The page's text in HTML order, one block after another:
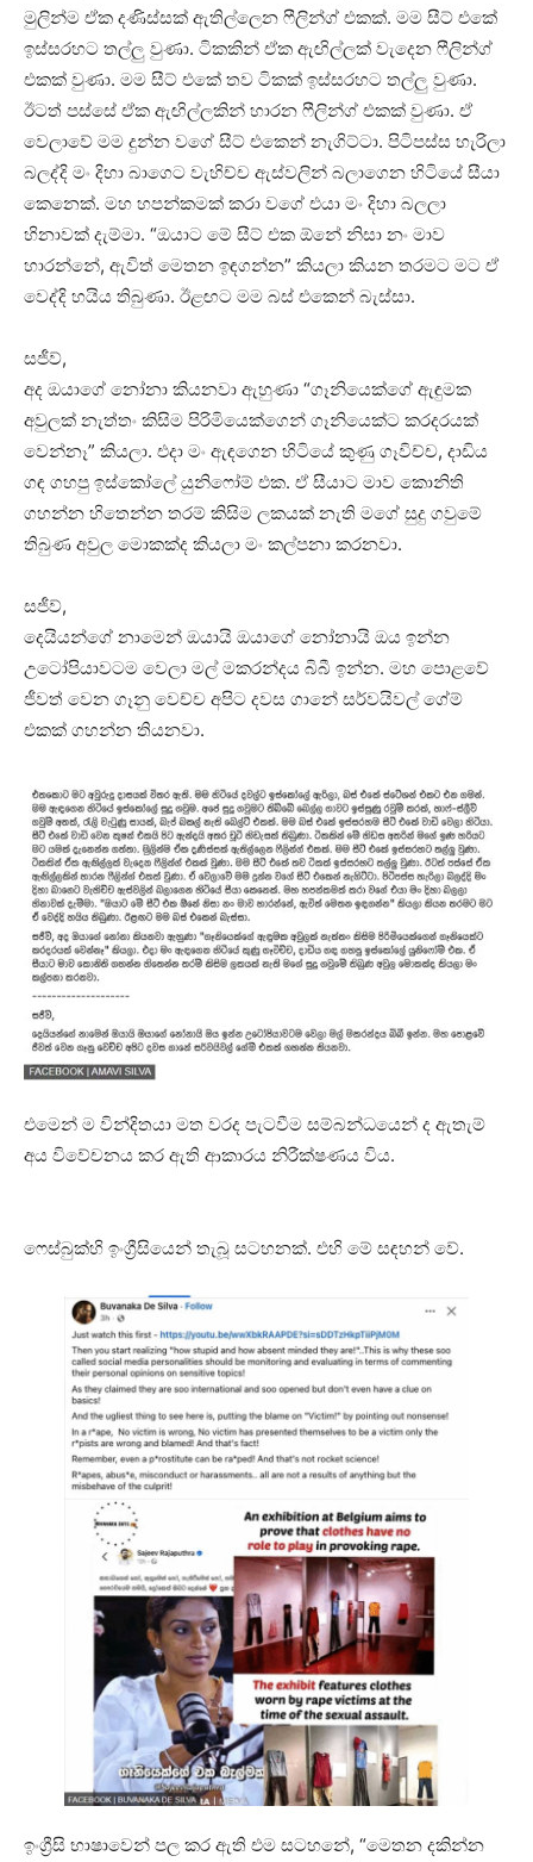
මුලින්ම ඒක දණිස්සක් ඇතිල්ලෙන ෆීලින්ග් එකක්. මම සීට් එකේ
ඉස්සරහට තල්ලු වුණා. ටිකකින් ඒක ඇඟිල්ලක් වැදෙන ෆීලින්ග්
එකක් වුණා. මම සීට් එකේ තව ටිකක් ඉස්සරහට තල්ලු වුණා.
ඊටත් පස්සේ ඒක ඇඟිල්ලකින් හාරන ෆීලින්ග් එකක් වුණා. ඒ
වෙලාවේ මම දුන්න වගේ සීට් එකෙන් නැගිට්ටා. පිටිපස්ස හැරිලා
බලද්දි මං දිහා බාගෙට වැහිච්ච ඇස්වලින් බලාගෙන හිටියේ සීයා
කෙනෙක්. මහ හපන්කමක් කරා වගේ එයා මං දිහා බලලා
හිනාවක් දැම්මා. “ඔයාට මේ සීට් එක ඕනේ නිසා නං මාව
හාරන්නේ, ඇවිත් මෙතන ඉඳගන්න” කියලා කියන තරමට මට ඒ
වෙද්දි හයිය තිබුණා. ඊළඟට මම බස් එකෙන් බැස්සා.
සජීව්,
අද ඔයාගේ නෝනා කියනවා ඇහුණා “ගෑනියෙක්ගේ ඇඳුමක
අවුලක් නැත්තං කිසිම පිරිමියෙක්ගෙන් ගෑනියෙක්ට කරදරයක්
වෙන්නෑ” කියලා. එදා මං ඇඳගෙන හිටියේ කුණු ගෑවිච්ච, දාඩිය
ගඳ ගහපු ඉස්කෝලේ යුනිෆෝම් එක. ඒ සීයාට මාව කොනිති
ගහන්න හිතෙන්න තරම් කිසිම ලකයක් නැති මගේ සුදු ගවුමේ
තිබුණ අවුල මොකක්ද කියලා මං කල්පනා කරනවා.
සජීව්,
දෙයියන්ගේ නාමෙන් ඔයායි ඔයාගේ නෝනායි ඔය ඉන්න
උටෝපියාවටම වෙලා මල් මකරන්දය බිබී ඉන්න. මහ පොළවේ
ජීවත් වෙන ගෑනු වෙච්ච අපිට දවස ගානේ සර්වයිවල් ගේම්
එකක් ගහන්න තියනවා.
එමෙන් ම වින්දිතයා මත වරද පැටවීම සම්බන්ධයෙන් ද ඇතැම්
අය විවේචනය කර ඇති ආකාරය නිරීක්ෂණය විය.
ෆෙස්බුක්හි ඉංග්‍රීසියෙන් තැබූ සටහනක්. එහි මේ සඳහන් වේ.
ඉංග්‍රීසි භාෂාවෙන් පල කර ඇති එම සටහනේ, “මෙතන දකින්න